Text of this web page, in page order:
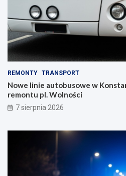
REMONTY TRANSPORT
Nowe linie autobusowe w
remontu pl. Wolności
7 sierpnia 2026